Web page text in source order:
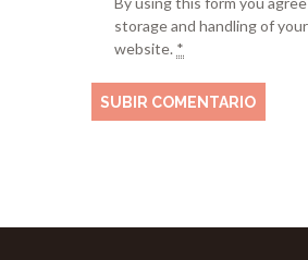
storage and handling of
website. *